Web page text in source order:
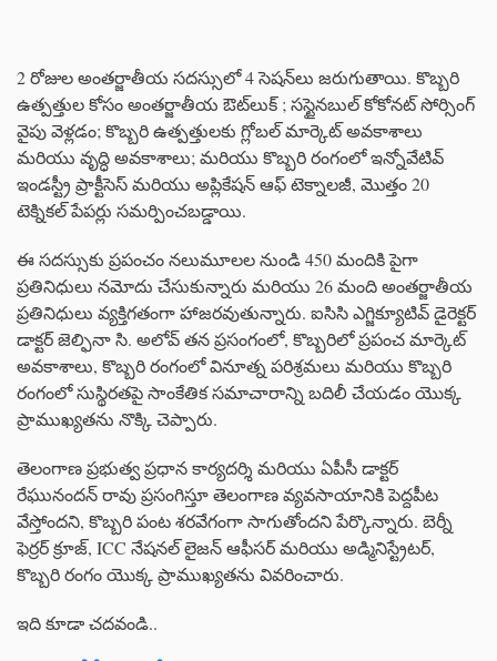
2 రోజుల అంతర్జాతీయ సదస్సులో 4 సెషన్‌లు జరుగుతాయి. కొబ్బరి
ఉత్పత్తుల కోసం అంతర్జాతీయ ఔట్‌లుక్ ; సస్టైనబుల్ కోకోనట్ సోర్సింగ్
వైపు వెళ్లడం; కొబ్బరి ఉత్పత్తులకు గ్లోబల్ మార్కెట్ అవకాశాలు
మరియు వృద్ధి అవకాశాలు; మరియు కొబ్బరి రంగంలో ఇన్నోవేటివ్
ఇండస్ట్రీ ప్రాక్టీసెస్ మరియు అప్లికేషన్ ఆఫ్ టెక్నాలజీ, మొత్తం 20
టెక్నికల్ పేపర్లు సమర్పించబడ్డాయి.
ఈ సదస్సుకు ప్రపంచం నలుమూలల నుండి 450 మందికి పైగా
ప్రతినిధులు నమోదు చేసుకున్నారు మరియు 26 మంది అంతర్జాతీయ
ప్రతినిధులు వ్యక్తిగతంగా హాజరవుతున్నారు. ఐసిసి ఎగ్జిక్యూటివ్ డైరెక్టర్
డాక్టర్ జెల్ఫినా సి. అలోవ్ తన ప్రసంగంలో, కొబ్బరిలో ప్రపంచ మార్కెట్
అవకాశాలు, కొబ్బరి రంగంలో వినూత్న పరిశ్రమలు మరియు కొబ్బరి
రంగంలో సుస్థిరతపై సాంకేతిక సమాచారాన్ని బదిలీ చేయడం యొక్క
ప్రాముఖ్యతను నొక్కి చెప్పారు.
తెలంగాణ ప్రభుత్వ ప్రధాన కార్యదర్శి మరియు ఏపీసీ డాక్టర్
రేఘునందన్ రావు ప్రసంగిస్తూ తెలంగాణ వ్యవసాయానికి పెద్దపీట
వేస్తోందని, కొబ్బరి పంట శరవేగంగా సాగుతోందని పేర్కొన్నారు. బెర్నీ
ఫెర్రర్ క్రూజ్, ICC నేషనల్ లైజన్ ఆఫీసర్ మరియు అడ్మినిస్ట్రేటర్,
కొబ్బరి రంగం యొక్క ప్రాముఖ్యతను వివరించారు.
ఇది కూడా చదవండి..